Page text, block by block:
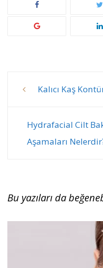
Kalıcı Kaş
Hydrafacial Cilt
Aşamaları
Bu yazıları da